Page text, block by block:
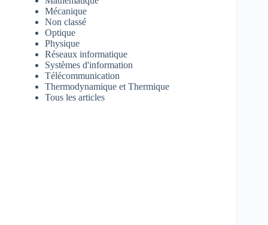
Mécanique
Non classé
Optique
Physique
Réseaux informatique
Systèmes d'information
Télécommunication
Thermodynamique et Thermique
Tous les articles